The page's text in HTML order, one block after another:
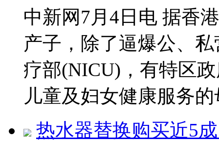
中新网7月4日电 据香
产子，除了逼爆公、
疗部(NICU)，有特区
儿童及妇女健康服务
热水器替换购买近5